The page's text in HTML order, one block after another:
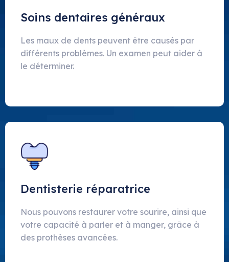
Soins dentaires généraux
Les maux de dents peuvent être causés par
différents problèmes. Un examen peut aider à
le déterminer.
Dentisterie réparatrice
Nous pouvons restaurer votre sourire, ainsi que
votre capacité à parler et à manger, grâce à
des prothèses avancées.